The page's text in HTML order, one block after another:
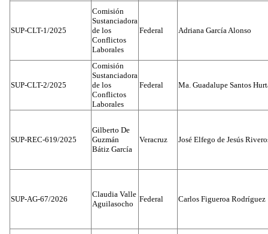
SUP-CLT-1/2025
Comisión
Sustanciadora
de los
Conflictos
Laborales
Federal Adriana García Alonso
SUP-CLT-2/2025
Comisión
Sustanciadora
de los
Conflictos
Laborales
Federal Ma. Guadalupe Santos
SUP-REC-619/2025
Gilberto De
Guzmán
Bátiz García
Veracruz José Elfego de Jesús
SUP-AG-67/2026
Claudia Valle
Aguilasocho
Federal Carlos Figueroa Rodríguez